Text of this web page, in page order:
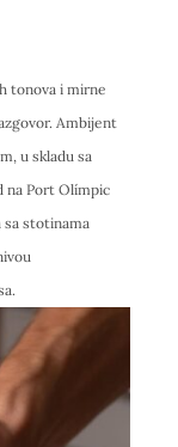
tonova i mirne
Ambijent
u skladu sa
na Port Olímpic
sa stotinama